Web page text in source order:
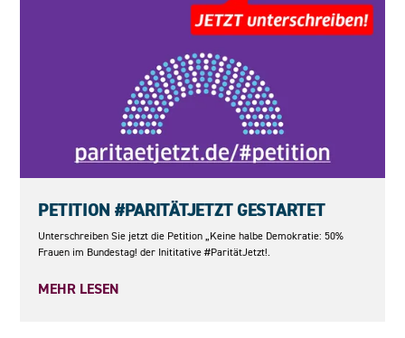
PETITION #PARITÄTJETZT GESTARTET
Unterschreiben Sie jetzt die Petition „Keine halbe Demokratie: 50%
Frauen im Bundestag! der Inititative #ParitätJetzt!.
MEHR LESEN